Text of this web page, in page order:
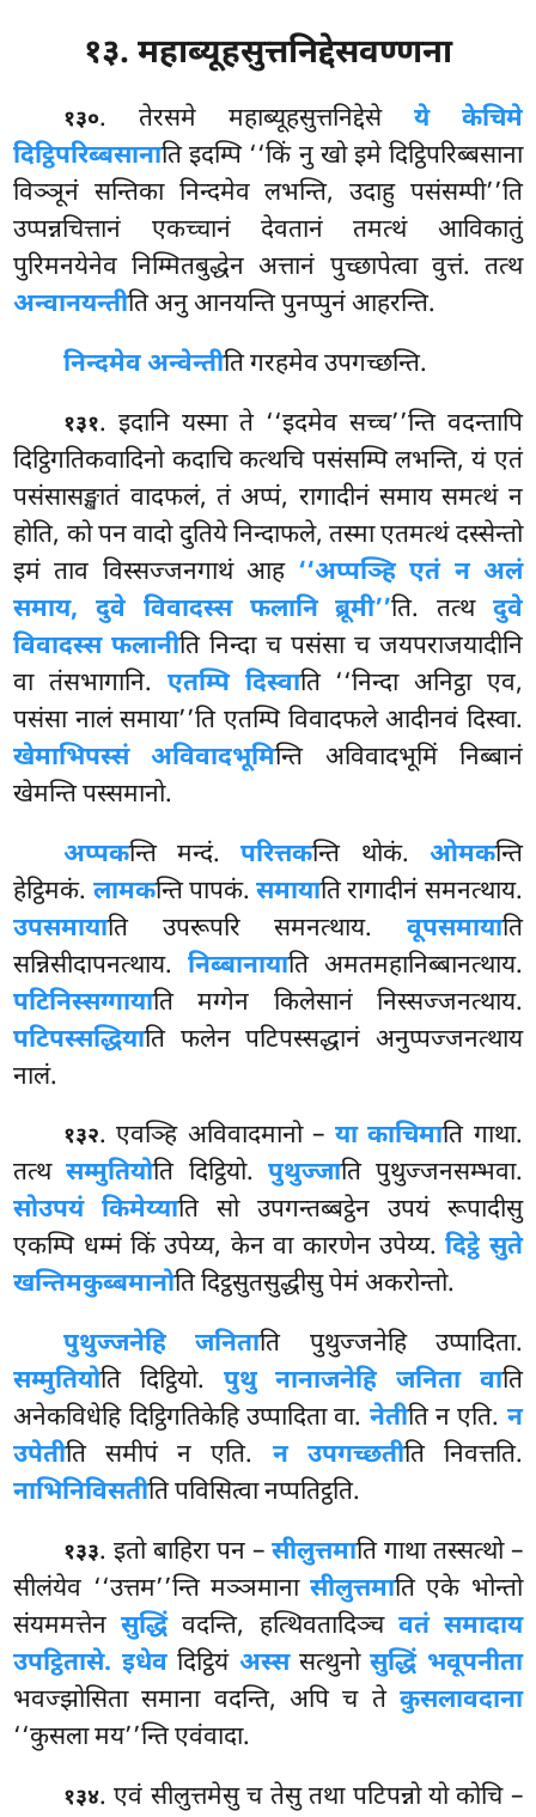
१३. महाब्यूहसुत्तनिद्देसवण्णना
१३०. तेरसमे महाब्यूहसुत्तनिद्देसे ये केचिमे
दिट्ठिपरिब्बसानाति इदम्पि ‘‘किं नु खो इमे दिट्ठिपरिब्बसाना
विञ्ञूनं सन्तिका निन्दमेव लभन्ति, उदाहु पसंसम्पी’’ति
उप्पन्नचित्तानं एकच्चानं देवतानं तमत्थं आविकातुं
पुरिमनयेनेव निम्मितबुद्धेन अत्तानं पुच्छापेत्वा वुत्तं. तत्थ
अन्वानयन्तीति अनु आनयन्ति पुनप्पुनं आहरन्ति.
निन्दमेव अन्वेन्तीति गरहमेव उपगच्छन्ति.
१३१. इदानि यस्मा ते ‘‘इदमेव सच्च’’न्ति वदन्तापि
दिट्ठिगतिकवादिनो कदाचि कत्थचि पसंसम्पि लभन्ति, यं एतं
पसंसासङ्खातं वादफलं, तं अप्पं, रागादीनं समाय समत्थं न
होति, को पन वादो दुतिये निन्दाफले, तस्माएतमत्थं दस्सेन्तो
इमं ताव विस्सज्जनगाथं आह ‘‘अप्पञ्हि एतं न अलं
समाय, दुवे विवादस्स फलानि ब्रूमी’’ति. तत्थ दुवे
विवादस्स फलानीति निन्दा च पसंसा च जयपराजयादीनि
वा तंसभागानि. एतम्पि दिस्वाति ‘‘निन्दा अनिट्ठा एव,
पसंसा नालं समाया’’ति एतम्पि विवादफले आदीनवं दिस्वा.
खेमाभिपस्सं अविवादभूमिन्ति अविवादभूमिं निब्बानं
खेमन्ति पस्समानो.
अप्पकन्ति मन्दं.परित्तकन्ति थोकं. ओमकन्ति
हेट्ठिमकं. लामकन्ति पापकं.समायाति रागादीनं समनत्थाय.
उपसमायाति उपरूपरि समनत्थाय. वूपसमायाति
सन्निसीदापनत्थाय. निब्बानायाति अमतमहानिब्बानत्थाय.
पटिनिस्सग्गायाति मग्गेन किलेसानं निस्सज्जनत्थाय.
पटिपस्सद्धियाति फलेन पटिपस्सद्धानं अनुप्पज्जनत्थाय
नालं.
१३२. एवञ्हि अविवादमानो – या काचिमाति गाथा.
तत्थसम्मुतियोति दिट्ठियो. पुथुज्जाति पुथुज्जनसम्भवा.
सोउपयं किमेय्याति सो उपगन्तब्बट्ठेन उपयं रूपादीसु
एकम्पि धम्मं किं उपेय्य, केन वा कारणेन उपेय्य.दिट्ठे सुते
खन्तिमकुब्बमानोति दिट्ठसुतसुद्धीसु पेमं अकरोन्तो.
पुथुज्जनेहि जनिताति पुथुज्जनेहि उप्पादिता.
सम्मुतियोति दिट्ठियो. पुथु नानाजनेहि जनिता वाति
अनेकविधेहि दिट्ठिगतिकेहि उप्पादिता वा. नेतीति न एति. न
उपेतीति समीपं न एति. न उपगच्छतीति निवत्तति.
नाभिनिविसतीति पविसित्वा नप्पतिट्ठति.
१३३. इतो बाहिरा पन – सीलुत्तमाति गाथा तस्सत्थो –
सीलंयेव ‘‘उत्तम’’न्ति मञ्ञमानासीलुत्तमाति एके भोन्तो
संयममत्तेनसुद्धिंवदन्ति, हत्थिवतादिञ्च वतं समादाय
उपट्ठितासे. इधेवदिट्ठियं अस्ससत्थुनोसुद्धिं भवूपनीता
भवज्झोसिता समाना वदन्ति, अपि च ते कुसलावदाना
‘‘कुसला मय’’न्ति एवंवादा.
१३४. एवं सीलुत्तमेसु च तेसु तथा पटिपन्नो यो कोचि –